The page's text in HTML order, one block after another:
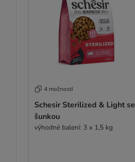
4 možností
Schesir Sterilized & Light se
šunkou
výhodné balení: 3 x 1,5 kg